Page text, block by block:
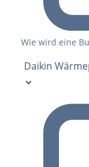
Wie wird eine
Daikin